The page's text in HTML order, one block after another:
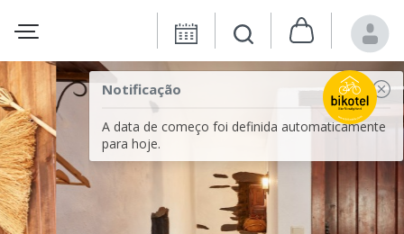
Notificação
A data de começo foi definida automaticamente
para hoje.